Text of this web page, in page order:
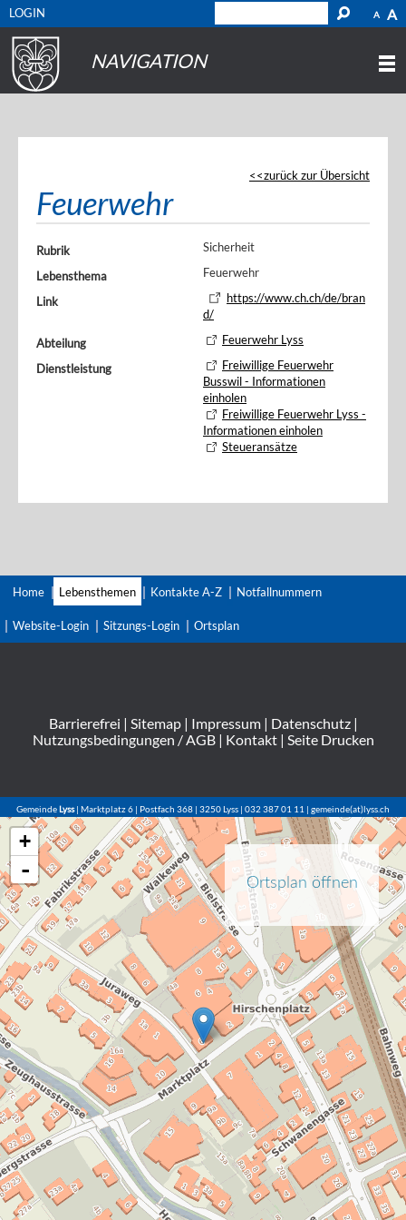
A A
LOGIN
NAVIGATION
zurück zur Übersicht
Feuerwehr
Rubrik
Sicherheit
Lebensthema
Feuerwehr
Link
https://www.ch.ch/de/bran
d/
Abteilung
Feuerwehr Lyss
Dienstleistung
Freiwillige Feuerwehr
Busswil - Informationen
einholen
Freiwillige Feuerwehr Lyss -
Informationen einholen
Steueransätze
Home Lebensthemen Kontakte A-Z Notfallnummern
Website-Login Sitzungs-Login Ortsplan
Barrierefrei | Sitemap| Impressum| Datenschutz|
Nutzungsbedingungen / AGB| Kontakt| Seite Drucken
GemeindeLyss| Marktplatz 6 | Postfach 368 | 3250 Lyss | 032 387 01 11 | gemeinde(at)lyss.ch